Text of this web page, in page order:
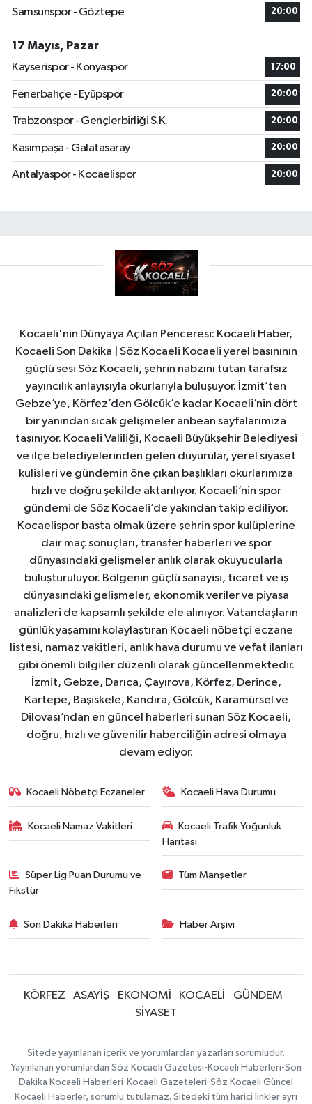
Samsunspor - Göztepe 20:00
17 Mayıs, Pazar
Kayserispor - Konyaspor
17:00
Fenerbahçe - Eyüpspor 20:00
Trabzonspor - Gençlerbirliği S.K. 20:00
Kasımpaşa - Galatasaray 20:00
Antalyaspor - Kocaelispor 20:00
Kocaeli'nin Dünyaya Açılan Penceresi: Kocaeli Haber,
Kocaeli Son Dakika | Söz Kocaeli Kocaeli yerel basınının
güçlü sesi Söz Kocaeli, şehrin nabzını tutan tarafsız
yayıncılık anlayışıyla okurlarıyla buluşuyor. İzmit’ten
Gebze’ye, Körfez’den Gölcük’e kadar Kocaeli’nin dört
bir yanından sıcak gelişmeler anbean sayfalarımıza
taşınıyor. Kocaeli Valiliği, Kocaeli Büyükşehir Belediyesi
ve ilçe belediyelerinden gelen duyurular, yerel siyaset
kulisleri ve gündemin öne çıkan başlıkları okurlarımıza
hızlı ve doğru şekilde aktarılıyor. Kocaeli’nin spor
gündemi de Söz Kocaeli’de yakından takip ediliyor.
Kocaelispor başta olmak üzere şehrin spor kulüplerine
dair maç sonuçları, transfer haberleri ve spor
dünyasındaki gelişmeler anlık olarak okuyucularla
buluşturuluyor. Bölgenin güçlü sanayisi, ticaret ve iş
dünyasındaki gelişmeler, ekonomik veriler ve piyasa
analizleri de kapsamlı şekilde ele alınıyor. Vatandaşların
günlük yaşamını kolaylaştıran Kocaeli nöbetçi eczane
listesi, namaz vakitleri, anlık hava durumu ve vefat ilanları
gibi önemli bilgiler düzenli olarak güncellenmektedir.
İzmit, Gebze, Darıca, Çayırova, Körfez, Derince,
Kartepe, Başiskele, Kandıra, Gölcük, Karamürsel ve
Dilovası’ndan en güncel haberleri sunan Söz Kocaeli,
doğru, hızlı ve güvenilir haberciliğin adresi olmaya
devam ediyor.
Kocaeli Nöbetçi Eczaneler Kocaeli Hava Durumu
Kocaeli Namaz Vakitleri
Kocaeli Trafik Yoğunluk
Haritası
Süper Lig Puan Durumu ve
Fikstür
Tüm Manşetler
Son Dakika Haberleri Haber Arşivi
KÖRFEZ ASAYİŞ EKONOMİ KOCAELİ
GÜNDEM
SİYASET
Sitede yayınlanan içerik ve yorumlardan yazarları sorumludur.
Yayınlanan yorumlardan Söz Kocaeli Gazetesi-Kocaeli Haberleri-Son
Dakika Kocaeli Haberleri-Kocaeli Gazeteleri-Söz Kocaeli Güncel
Kocaeli Haberler, sorumlu tutulamaz. Sitedeki tüm harici linkler ayrı